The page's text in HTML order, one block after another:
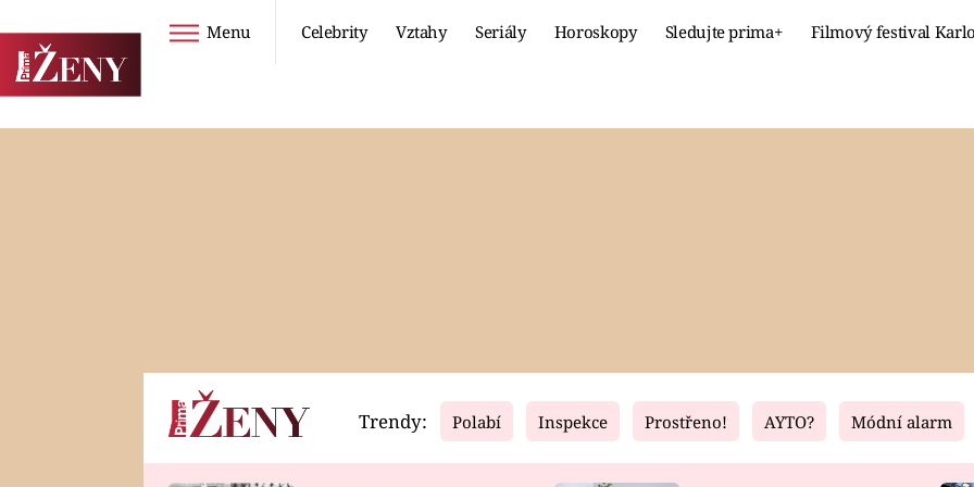
Menu Celebrity Vztahy Seriály Horoskopy Sledujte prima+ Filmový festival
Horoskopy Video Fresh Living
Trendy: Polabí Inspekce Prostřeno! AYTO? Módní alarm